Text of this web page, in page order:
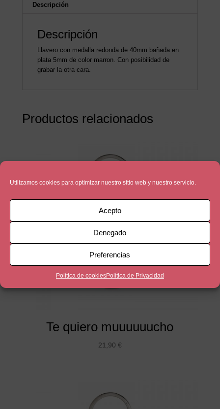
Utilizamos cookies para optimizar nuestro sitio web y nuestro servicio.
Acepto
Denegado
Preferencias
Política de cookiesPolítica de Privacidad
Descripción
Descripción
Llavero con medalla redonda de 40mm bañada en
plata 5mm de color marron. Con posibilidad de
grabar la otra cara.
Productos relacionados
Te quiero muuuuuucho
21,90 €